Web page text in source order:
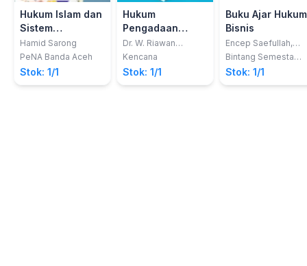
Hukum Islam dan
Sistem
Pengangkatan
Anak di
Indonesia
Hamid Sarong
PeNA Banda Aceh
Stok: 1/1
Hukum
Pengadaan
barang dan jasa
Dr. W. Riawan
Tjandra, S.H., M.Hum.
Kencana
Stok: 1/1
Buku Ajar Hukum
Bisnis
Encep Saefullah,
S.H., M.M., C.HRA.,
C.PHRM.; dkk
Bintang Semesta
Media
Stok: 1/1